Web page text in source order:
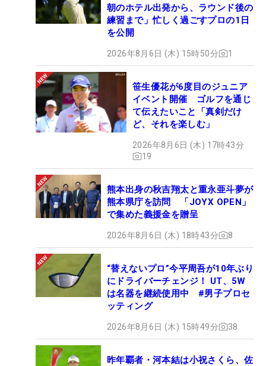
朝のホテル出発から、ラウンド後の
練習まで」忙しく過ごすプロの1日
を公開
2026年8月6日 (木) 15時50分 1
笹生優花が6度目のジュニア
イベント開催 ゴルフを通じ
て伝えたいこと「真剣だけ
ど、それを楽しむ」
2026年8月6日 (木) 17時43分
19
熊本出身の秋吉翔太と重永亜斗夢が
熊本県庁を訪問 「JOYX OPEN」
で集めた義援金を贈呈
2026年8月6日 (木) 18時43分 8
“替えないプロ”今平周吾が10年ぶり
にドライバーチェンジ！ UT、5W
は名器を継続使用中 #男子プロセ
ッティング
2026年8月6日 (木) 15時49分 38
昨年覇者・河本結は小祝さくら、佐